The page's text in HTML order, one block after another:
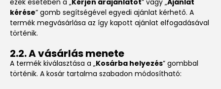
ezek esetében a „Kérjen árajánlatot” vagy „Ajánlat
kérése” gomb segítségével egyedi ajánlat kérhető. A
termék megvásárlása az így kapott ajánlat elfogadásával
történik.
2.2. A vásárlás menete
A termék kiválasztása a „Kosárba helyezés” gombbal
történik. A kosár tartalma szabadon módosítható: